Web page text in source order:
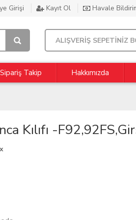
Girişi Kayıt Ol Havale
ALIŞVERİŞ SEPETİNİZ
Sipariş Takip Hakkımızda
Kılıfı -